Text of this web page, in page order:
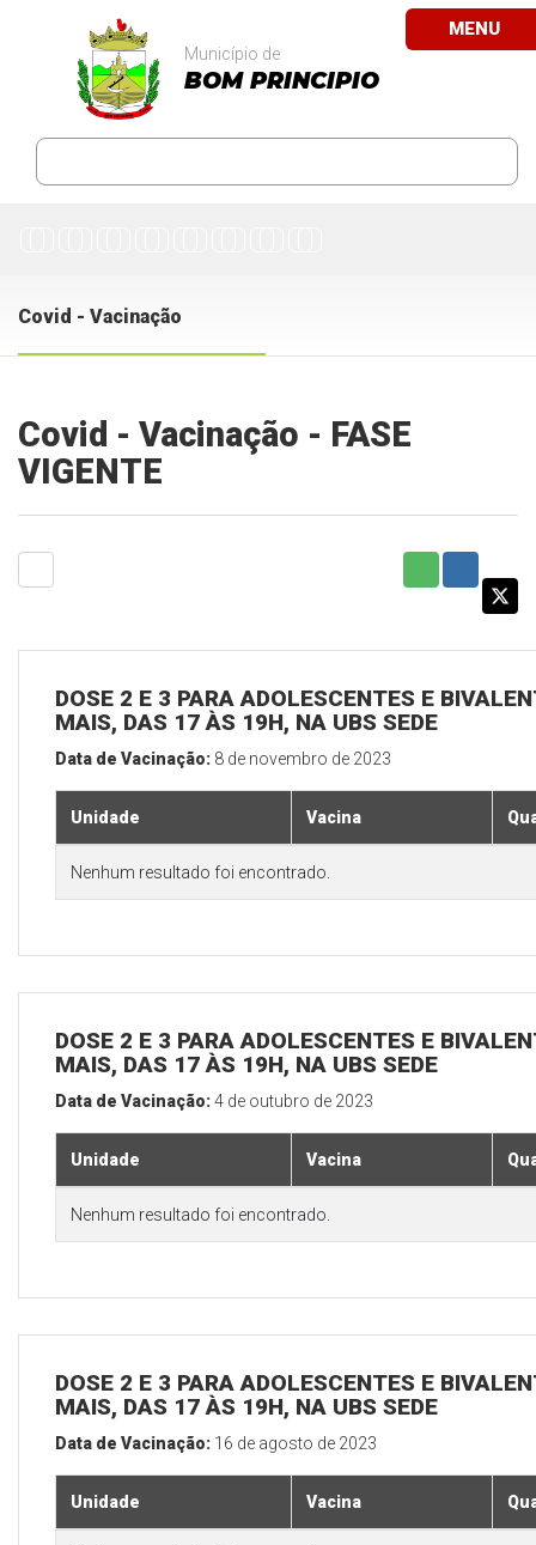
MENU
Município de
BOM PRINCIPIO
Covid - Vacinação
Covid - Vacinação - FASE
VIGENTE
DOSE 2 E 3 PARA ADOLESCENTES E
MAIS, DAS 17 ÀS 19H, NA UBS SEDE
Data de Vacinação: 8 de novembro de 2023
Unidade Vacina
Nenhum resultado foi encontrado.
DOSE 2 E 3 PARA ADOLESCENTES E
MAIS, DAS 17 ÀS 19H, NA UBS SEDE
Data de Vacinação:4 de outubro de 2023
Unidade Vacina
Nenhum resultado foi encontrado.
DOSE 2 E 3 PARA ADOLESCENTES E
MAIS, DAS 17 ÀS 19H, NA UBS SEDE
Data de Vacinação: 16 de agosto de 2023
Unidade Vacina